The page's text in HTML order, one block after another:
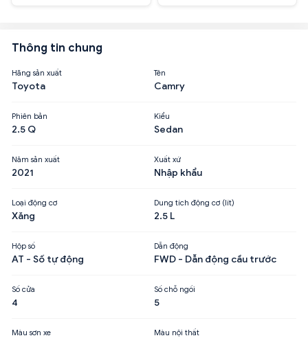
Thông tin chung
Hãng sản xuất
Toyota
Tên
Camry
Phiên bản
2.5 Q
Kiểu
Sedan
Năm sản xuất
2021
Xuất xứ
Nhập khẩu
Loại động cơ
Xăng
Dung tích động cơ (lít)
2.5 L
Hộp số
AT - Số tự động
Dẫn động
FWD - Dẫn động cầu trước
Số cửa
4
Số chỗ ngồi
5
Màu sơn xe Màu nội thất